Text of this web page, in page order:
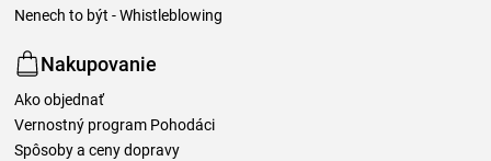
Nenech to být - Whistleblowing
Nakupovanie
Ako objednať
Vernostný program Pohodáci
Spôsoby a ceny dopravy